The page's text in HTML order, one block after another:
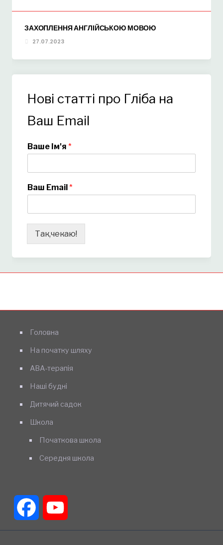
ЗАХОПЛЕННЯ АНГЛІЙСЬКОЮ МОВОЮ
27.07.2023
Нові статті про Гліба на
Ваш Email
Ваше Ім'я *
Ваш Email*
Так,чекаю!
Головна
На початку шляху
АВА-терапія
Наші будні
Дитячий садок
Школа
Початкова школа
Середня школа
Facebook
Channel